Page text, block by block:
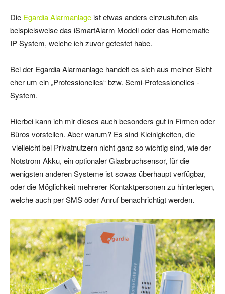
Die Egardia Alarmanlageist etwas anders einzustufen als
beispielsweise das iSmartAlarm Modell oder das Homematic
IP System, welche ich zuvor getestet habe.
Bei der Egardia Alarmanlage handelt es sich aus meiner Sicht
eher um ein „Professionelles“ bzw. Semi-Professionelles -
System.
Hierbei kann ich mir dieses auch besonders gut in Firmen oder
Büros vorstellen. Aber warum? Es sind Kleinigkeiten, die
vielleicht bei Privatnutzern nicht ganz so wichtig sind, wie der
Notstrom Akku, ein optionaler Glasbruchsensor, für die
wenigsten anderen Systeme ist sowas überhaupt verfügbar,
oder die Möglichkeit mehrerer Kontaktpersonen zu hinterlegen,
welche auch per SMS oder Anruf benachrichtigt werden.